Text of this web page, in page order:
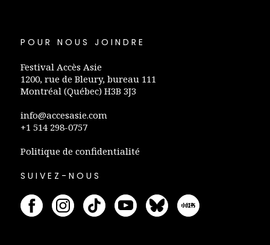
POUR NOUS JOINDRE
Festival Accès Asie
1200, rue de Bleury, bureau 111
Montréal (Québec) H3B 3J3
info@accesasie.com
+1 514 298-0757
Politique de confidentialité
SUIVEZ-NOUS